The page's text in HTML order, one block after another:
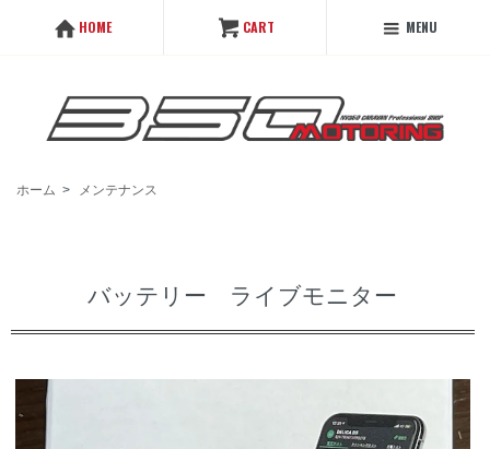
HOME CART MENU
ホーム > メンテナンス
バッテリー ライブモニター